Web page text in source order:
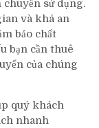
sử dụng.
và khá an
bảo chất
bạn cần thuê
của chúng
quý khách
nhanh